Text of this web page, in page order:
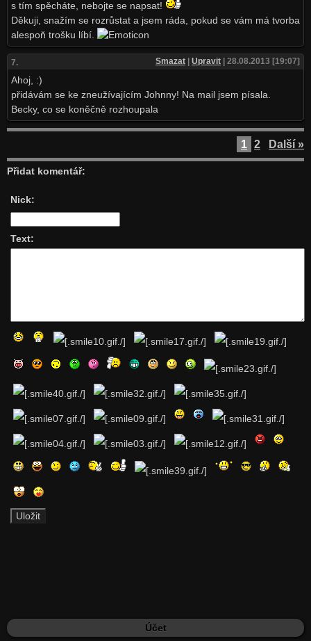
s tím spěcháte, nebojte se napsat!
Děkuji, snažím se rozrůstat a jsem ráda, pokud se vám má tvorba
alespoň trošku líbí.
7. Smazat |Upravit | 28.08.2013 [19:07]
Ahoj, :)
přidávám se ke zneužívajícím Johnny! Na mail jsem písala.
Becky, co se koněčně rozhoupala
1 2 Další »
Přidat komentář:
Nick:
Text:
Účet